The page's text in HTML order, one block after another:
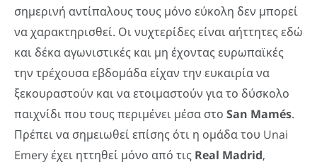
σημερινή αντίπαλους τους μόνο εύκολη δεν μπορεί
να χαρακτηρισθεί. Οι νυχτερίδες είναι αήττητες εδώ
και δέκα αγωνιστικές και μη έχοντας ευρωπαϊκές
την τρέχουσα εβδομάδα είχαν την ευκαιρία να
ξεκουραστούν και να ετοιμαστούν για το δύσκολο
παιχνίδι που τους περιμένει μέσα στο San Mamés.
Πρέπει να σημειωθεί επίσης ότι η ομάδα του Unai
Emery έχει ηττηθεί μόνο από τις Real Madrid,